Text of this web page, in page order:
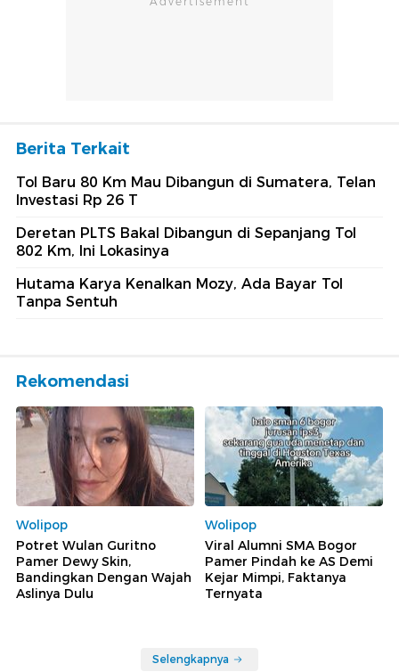
Berita Terkait
Tol Baru 80 Km Mau Dibangun di Sumatera, Telan
Investasi Rp 26 T
Deretan PLTS Bakal Dibangun di Sepanjang Tol
802 Km, Ini Lokasinya
Hutama Karya Kenalkan Mozy, Ada Bayar Tol
Tanpa Sentuh
Rekomendasi
Wolipop
Potret Wulan Guritno
Pamer Dewy Skin,
Bandingkan Dengan Wajah
Aslinya Dulu
Wolipop
Viral Alumni SMA Bogor
Pamer Pindah ke AS Demi
Kejar Mimpi, Faktanya
Ternyata
Selengkapnya